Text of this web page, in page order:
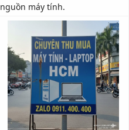
nguồn máy tính.